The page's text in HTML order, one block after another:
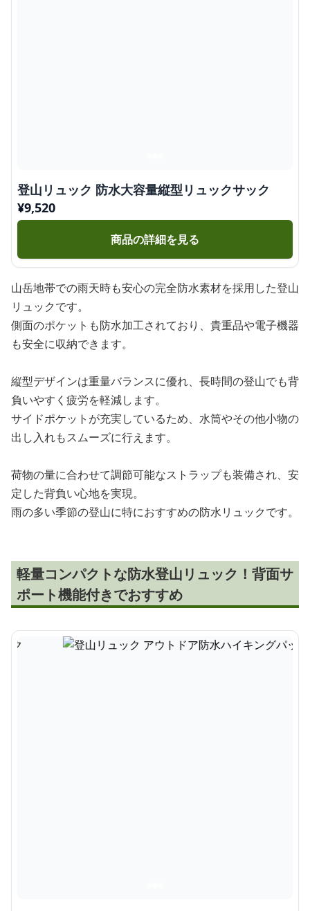
登山リュック 防水大容量縦型リュックサック
¥9,520
商品の詳細を見る
山岳地帯での雨天時も安心の完全防水素材を採用した登山
リュックです。
側面のポケットも防水加工されており、貴重品や電子機器
も安全に収納できます。
縦型デザインは重量バランスに優れ、長時間の登山でも背
負いやすく疲労を軽減します。
サイドポケットが充実しているため、水筒やその他小物の
出し入れもスムーズに行えます。
荷物の量に合わせて調節可能なストラップも装備され、安
定した背負い心地を実現。
雨の多い季節の登山に特におすすめの防水リュックです。
軽量コンパクトな防水登山リュック！背面サ
ポート機能付きでおすすめ